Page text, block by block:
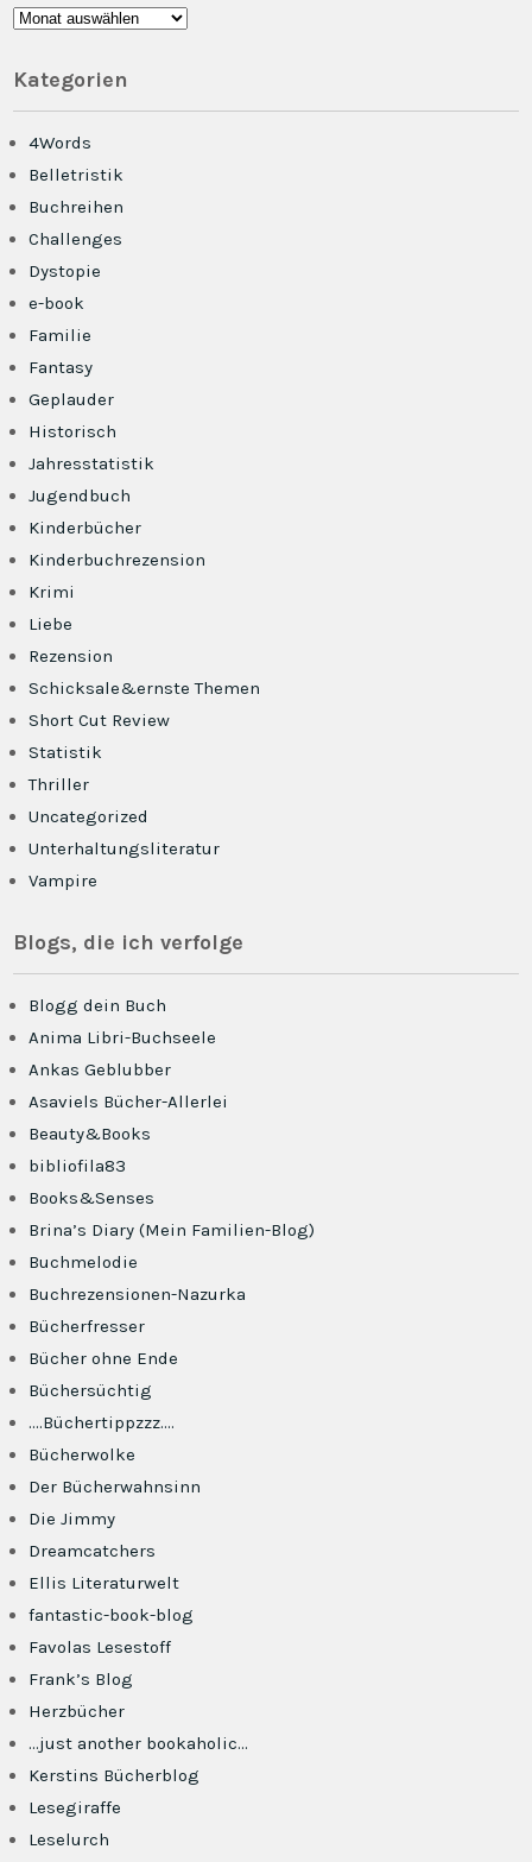
Archiv
Kategorien
4Words
Belletristik
Buchreihen
Challenges
Dystopie
e-book
Familie
Fantasy
Geplauder
Historisch
Jahresstatistik
Jugendbuch
Kinderbücher
Kinderbuchrezension
Krimi
Liebe
Rezension
Schicksale&ernste Themen
Short Cut Review
Statistik
Thriller
Uncategorized
Unterhaltungsliteratur
Vampire
Blogs, die ich verfolge
Blogg dein Buch
Anima Libri-Buchseele
Ankas Geblubber
Asaviels Bücher-Allerlei
Beauty&Books
bibliofila83
Books&Senses
Brina’s Diary (Mein Familien-Blog)
Buchmelodie
Buchrezensionen-Nazurka
Bücherfresser
Bücher ohne Ende
Büchersüchtig
….Büchertippzzz….
Bücherwolke
Der Bücherwahnsinn
Die Jimmy
Dreamcatchers
Ellis Literaturwelt
fantastic-book-blog
Favolas Lesestoff
Frank’s Blog
Herzbücher
…just another bookaholic…
Kerstins Bücherblog
Lesegiraffe
Leselurch